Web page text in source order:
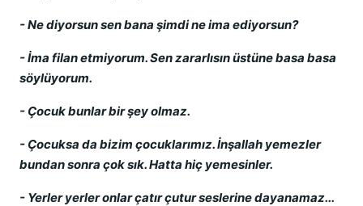
- Ne diyorsun sen bana şimdi ne ima ediyorsun?
- İma filan etmiyorum. Sen zararlısın üstüne basa basa
söylüyorum.
- Çocuk bunlar bir şey olmaz.
- Çocuksa da bizim çocuklarımız. İnşallah yemezler
bundan sonra çok sık. Hatta hiç yemesinler.
- Yerler yerler onlar çatır çutur seslerine dayanamaz...